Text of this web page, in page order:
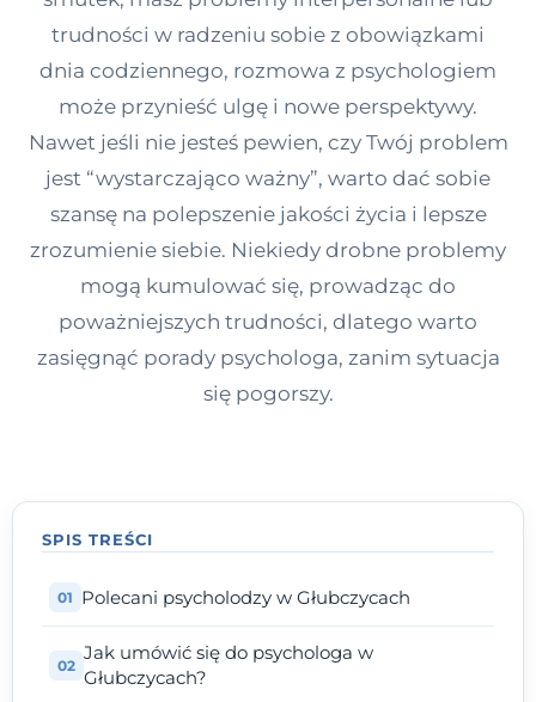
trudności w radzeniu sobie z obowiązkami
dnia codziennego, rozmowa z psychologiem
może przynieść ulgę i nowe perspektywy.
Nawet jeśli nie jesteś pewien, czy Twój problem
jest “wystarczająco ważny”, warto dać sobie
szansę na polepszenie jakości życia i lepsze
zrozumienie siebie. Niekiedy drobne problemy
mogą kumulować się, prowadząc do
poważniejszych trudności, dlatego warto
zasięgnąć porady psychologa, zanim sytuacja
się pogorszy.
SPIS TREŚCI
Polecani psycholodzy w Głubczycach
Jak umówić się do psychologa w
Głubczycach?